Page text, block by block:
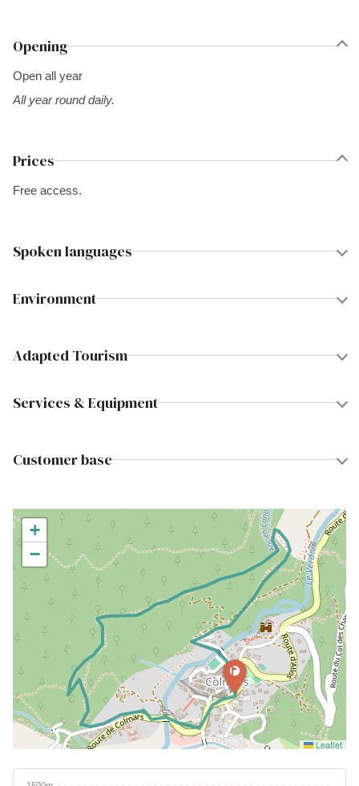
Opening
Open all year
All year round daily.
Prices
Free access.
Spoken languages
Environment
Adapted Tourism
Services & Equipment
Customer base
+
−
Leaflet